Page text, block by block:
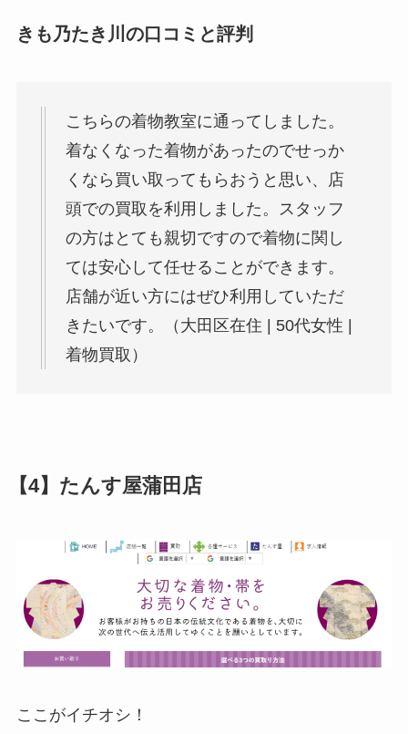
きも乃たき川の口コミと評判
こちらの着物教室に通ってしました。
着なくなった着物があったのでせっか
くなら買い取ってもらおうと思い、店
頭での買取を利用しました。スタッフ
の方はとても親切ですので着物に関し
ては安心して任せることができます。
店舗が近い方にはぜひ利用していただ
きたいです。（大田区在住 | 50代女性 |
着物買取）
【4】たんす屋蒲田店
ここがイチオシ！